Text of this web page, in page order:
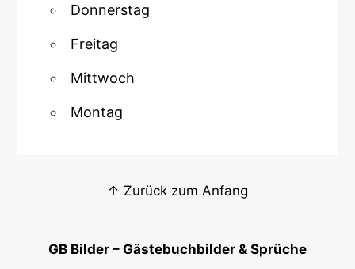
Donnerstag
Freitag
Mittwoch
Montag
↑ Zurück zum Anfang
GB Bilder – Gästebuchbilder & Sprüche